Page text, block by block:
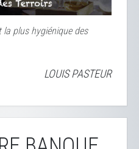
plus hygiénique des
LOUIS PASTEUR